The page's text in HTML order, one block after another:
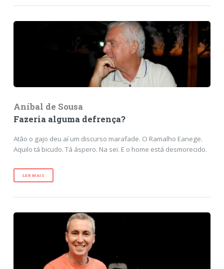
Aníbal de Sousa
Fazeria alguma defrença?
Atão o gajo deu aí um discurso marafade. O Ramalho Eanege.
Aquilo tá bicudo. Tá áspero. Na sei. E o home está desmorecido.
LER MAIS